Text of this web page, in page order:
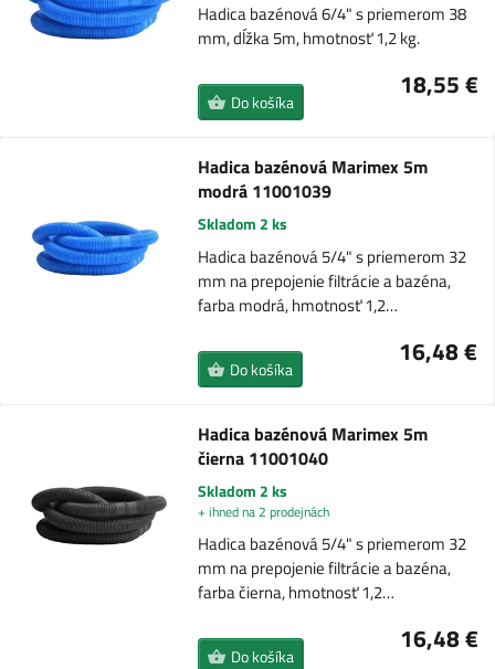
Hadica bazénová 6/4" s priemerom 38
mm, dĺžka 5m, hmotnosť 1,2 kg.
18,55 €
Do košíka
Hadica bazénová Marimex 5m
modrá 11001039
Skladom 2 ks
Hadica bazénová 5/4" s priemerom 32
mm na prepojenie filtrácie a bazéna,
farba modrá, hmotnosť 1,2…
16,48 €
Do košíka
Hadica bazénová Marimex 5m
čierna 11001040
Skladom 2 ks
+ ihned na 2 prodejnách
Hadica bazénová 5/4" s priemerom 32
mm na prepojenie filtrácie a bazéna,
farba čierna, hmotnosť 1,2…
16,48 €
Do košíka